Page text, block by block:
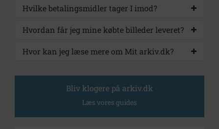
Hvilke betalingsmidler tager I imod?
Hvordan får jeg mine købte billeder leveret?
Hvor kan jeg læse mere om Mit arkiv.dk?
Bliv klogere på arkiv.dk
Læs vores guides